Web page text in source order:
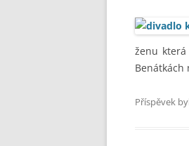
ženu
Benátkách
Příspěvek